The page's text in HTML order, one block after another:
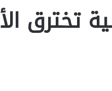
تخترق